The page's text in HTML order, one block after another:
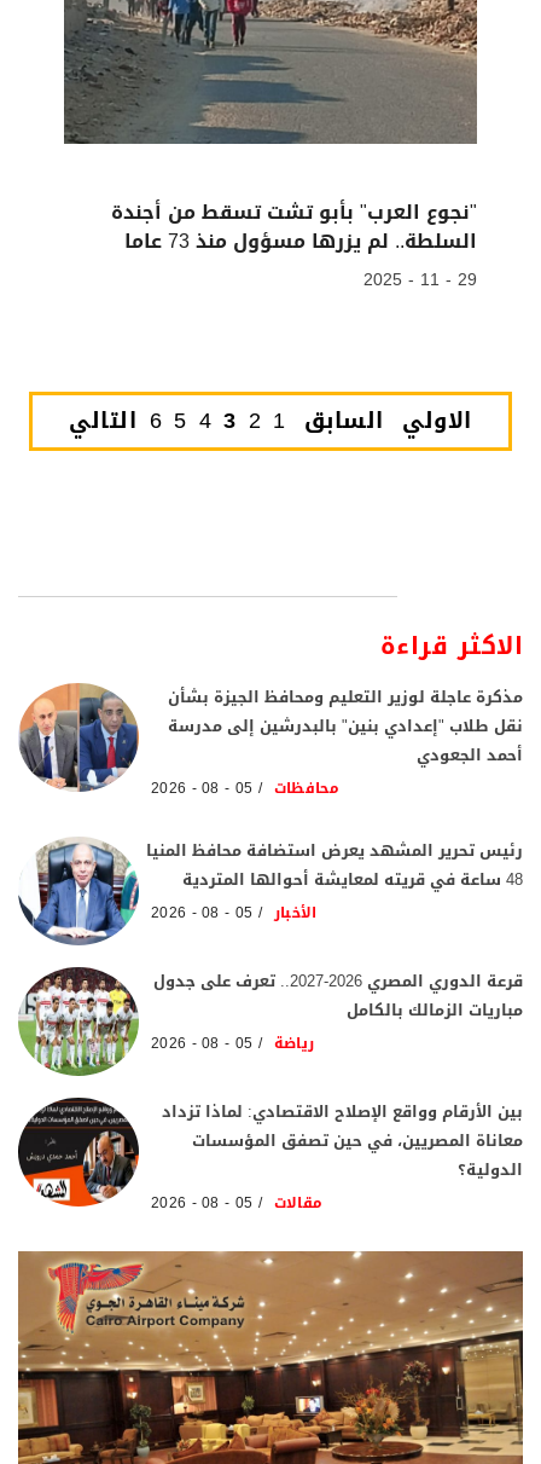
"نجوع العرب" بأبو تشت تسقط من أجندة
السلطة.. لم يزرها مسؤول منذ 73 عاما
29 - 11 - 2025
الاولي السابق 1
2
3
4
5
6 التالي
الاكثر قراءة
مذكرة عاجلة لوزير التعليم ومحافظ الجيزة بشأن
نقل طلاب "إعدادي بنين" بالبدرشين إلى مدرسة
أحمد الجعودي
محافظات 05 - 08 - 2026
رئيس تحرير المشهد يعرض استضافة محافظ المنيا
48 ساعة في قريته لمعايشة أحوالها المتردية
الأخبار 05 - 08 - 2026
قرعة الدوري المصري 2026-2027.. تعرف على جدول
مباريات الزمالك بالكامل
رياضة 05 - 08 - 2026
بين الأرقام وواقع الإصلاح الاقتصادي: لماذا تزداد
معاناة المصريين، في حين تصفق المؤسسات
الدولية؟
مقالات 05 - 08 - 2026